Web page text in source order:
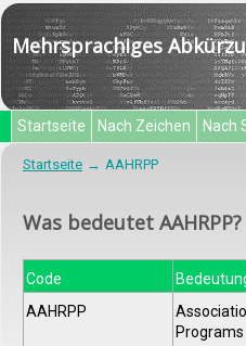
Mehrsprachiges
Startseite Nach Zeichen Nach
Startseite AAHRPP
Was bedeutet AAHRPP?
Code
AAHRPP
Programs